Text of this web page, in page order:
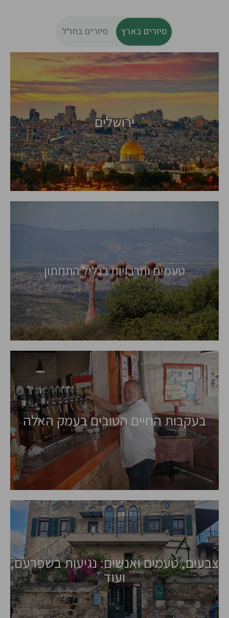
סיורים בארץ סיורים בחו״ל
ירושלים
טעמים ותרבויות בגליל התחתון
בעקבות החיים הטובים בעמק האלה
צבעים, טעמים ואנשים: נגיעות בשפרעם,
ועוד
פורטוגל
חבל פוליה,
איטליה
בלגיה
מלטה
צפון גרמניה
סיורים בהתאמה
אישית